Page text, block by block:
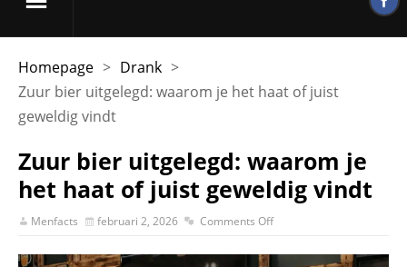
Homepage > Drank >
Zuur bier uitgelegd: waarom je het haat of juist
geweldig vindt
Zuur bier uitgelegd: waarom je
het haat of juist geweldig vindt
Menfacts februari 2, 2026 Comments Off